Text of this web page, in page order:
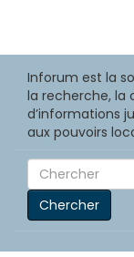
Inforum est la
la recherche, la
d’informations
aux pouvoirs
Chercher